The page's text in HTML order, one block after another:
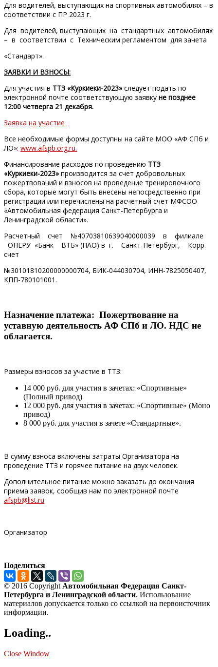
Для водителей, выступающих на спортивных автомобилях – в
соответствии с ПР 2023 г.
Для водителей, выступающих на стандартных автомобилях
– в соответствии с Техническим регламентом для зачета
«Стандарт».
ЗАЯВКИ И ВЗНОСЫ:
Для участия в ТТЗ «Куркиеки-2023» следует подать по
электронной почте соответствующую заявку не позднее
12:00 четверга 21 декабря.
Заявка на участие
Все необходимые формы доступны на сайте МОО «АФ СПб и
ЛО»: www.afspb.org.ru.
Финансирование расходов по проведению ТТЗ
«Куркиеки-2023» производится за счет добровольных
пожертвований и взносов на проведение тренировочного
сбора, которые могут быть внесены непосредственно при
регистрации или перечислены на расчетный счет МФСОО
«Автомобильная федерация Санкт-Петербурга и
Ленинградской области».
Расчетный счет №40703810639040000039 в филиале
ОПЕРУ «Банк ВТБ» (ПАО) в г. Санкт-Петербург, Корр.
счет
№30101810200000000704, БИК-044030704, ИНН-7825050407,
КПП-780101001.
Назначение платежа: Пожертвование на
уставную деятельность АФ СПб и ЛО. НДС не
облагается.
Размеры взносов за участие в ТТЗ:
14 000 руб. для участия в зачетах: «Спортивные»
(Полный привод)
12 000 руб. для участия в зачетах: «Спортивные» (Моно
привод)
8 000 руб. для участия в зачете «Стандартные».
В сумму взноса включены затраты Организатора на
проведение ТТЗ и горячее питание на двух человек.
Дополнительное питание можно заказать до окончания
приема заявок, сообщив нам по электронной почте
afspb@list.ru
Организатор
Поделиться
© 2016 CopyrightАвтомобильная Федерация Санкт-
Петербурга и Ленинградской области. Использование
материалов допускается только со ссылкой на первоисточник
информации.
Loading..
Close Window